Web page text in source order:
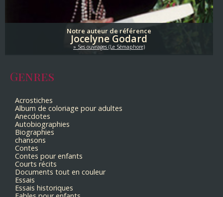
Notre auteur de référence
Jocelyne Godard
Ses ouvrages (Le Sémaphore)
Genres
Acrostiches
Album de coloriage pour adultes
Anecdotes
Autobiographies
Biographies
chansons
Contes
Contes pour enfants
Courts récits
Documents tout en couleur
Essais
Essais historiques